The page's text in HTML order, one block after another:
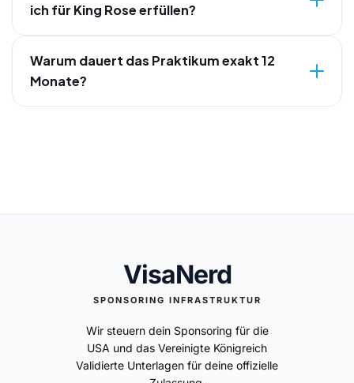
ich für King Rose erfüllen?
Warum dauert das Praktikum exakt 12
Monate?
VisaNerd
SPONSORING INFRASTRUKTUR
Wir steuern dein Sponsoring für die
USA und das Vereinigte Königreich
Validierte Unterlagen für deine offizielle